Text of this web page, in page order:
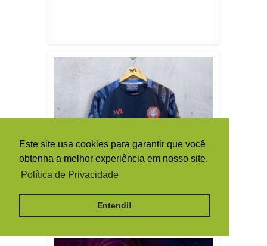
Este site usa cookies para garantir que você
obtenha a melhor experiência em nosso site.
Política de Privacidade
Entendi!